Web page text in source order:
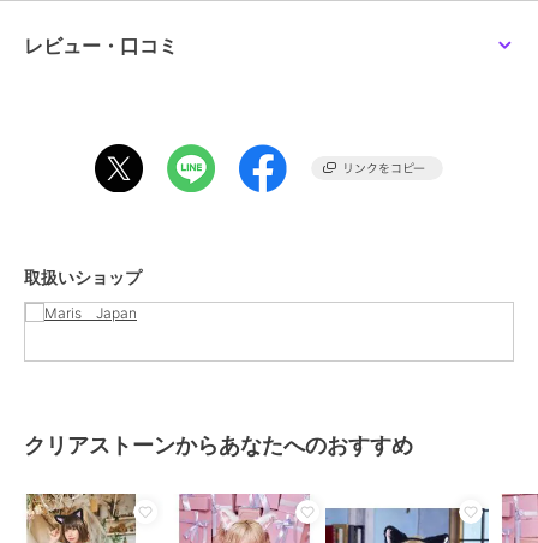
カラー
商品のお取り扱い方法
レビュー・口コミ
取扱いショップ
クリアストーンからあなたへのおすすめ